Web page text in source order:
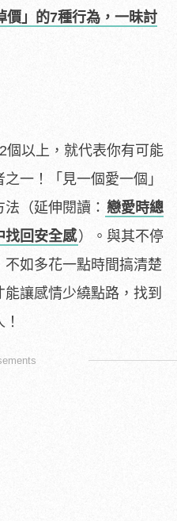
價」的7種行為，一昧討
個以上，就代表你有可能
一！「見一個愛一個」
（延伸閱讀： 戀愛時總
找回安全感 ）。與其不停
如多花一點時間搞清楚
讓感情少繞點路，找到